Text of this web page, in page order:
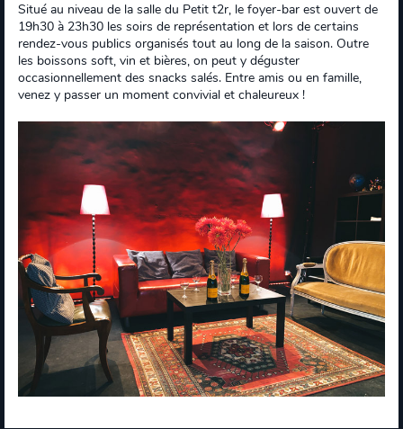
Situé au niveau de la salle du Petit t2r, le foyer-bar est ouvert de
19h30 à 23h30 les soirs de représentation et lors de certains
rendez-vous publics organisés tout au long de la saison. Outre
les boissons soft, vin et bières, on peut y déguster
occasionnellement des snacks salés. Entre amis ou en famille,
venez y passer un moment convivial et chaleureux !